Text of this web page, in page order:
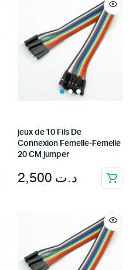
jeux de 10 Fils De
Connexion Femelle-Femelle
20 CM jumper
د.ت